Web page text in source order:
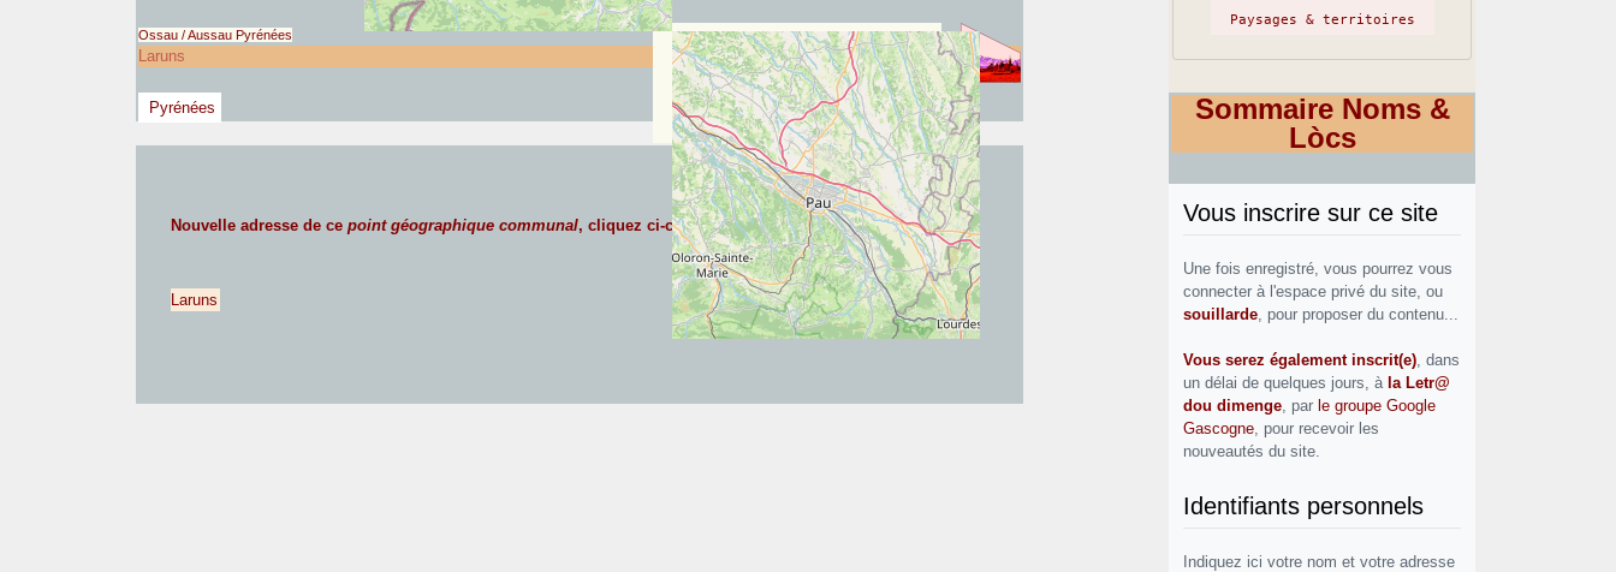
Ossau / Aussau Pyrénées
Laruns
Pyrénées
Nouvelle adresse de cepoint géographique communal, cliquez ci-contre :
Laruns
Paysages & territoires
Sommaire Noms &
Lòcs
Vous inscrire sur ce site
Une fois enregistré, vous pourrez vous
connecter à l'espace privé du site, ou
souillarde , pour proposer du contenu...
Vous serez également inscrit(e), dans
un délai de quelques jours, à la Letr@
dou dimenge, par le groupe Google
Gascogne, pour recevoir les
nouveautés du site.
Identifiants personnels
Indiquez ici votre nom et votre adresse